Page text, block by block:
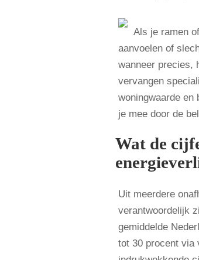
Als je ramen
aanvoelen of
wanneer precies,
vervangen
woningwaarde en
je mee door de
Wat de
Uit meerdere
verantwoordelijk
gemiddelde
tot 30 procent via